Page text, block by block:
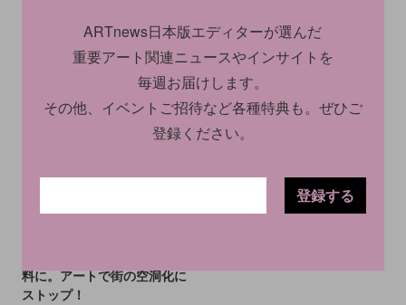
料に。アートで街の空洞化に
ストップ！
ARTnews日本版エディターが選んだ
重要アート関連ニュースやインサイトを
毎週お届けします。
その他、イベントご招待など各種特典も。ぜひご
登録ください。
登録する